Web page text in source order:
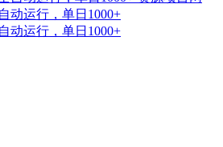
动运行，单日1000+
动运行，单日1000+